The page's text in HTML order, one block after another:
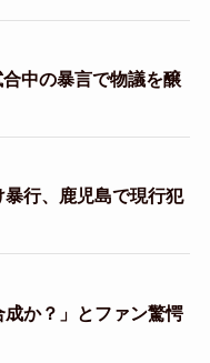
中の暴言で物議を醸
行、鹿児島で現行犯
か？」とファン驚愕